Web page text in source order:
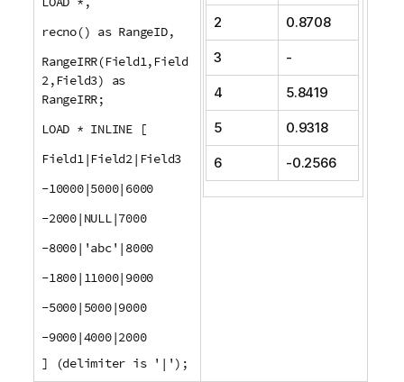
recno() as RangeID,
RangeIRR(Field1,Field
2,Field3) as
RangeIRR;
LOAD * INLINE [
Field1|Field2|Field3
-10000|5000|6000
-2000|NULL|7000
-8000|'abc'|8000
-1800|11000|9000
-5000|5000|9000
-9000|4000|2000
] (delimiter is '|');
2 0.8708
3 -
4 5.8419
5 0.9318
6 -0.2566